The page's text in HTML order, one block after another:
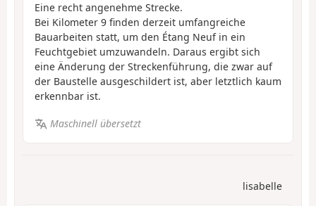
Eine recht angenehme Strecke.
Bei Kilometer 9 finden derzeit umfangreiche
Bauarbeiten statt, um den Étang Neuf in ein
Feuchtgebiet umzuwandeln. Daraus ergibt sich
eine Änderung der Streckenführung, die zwar auf
der Baustelle ausgeschildert ist, aber letztlich kaum
erkennbar ist.
Maschinell übersetzt
lisabelle